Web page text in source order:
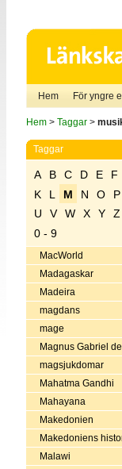
Hem För yngre
Hem> Taggar>
Taggar
A B C D E F
K
L M N O P
U
V W X Y Z
0 - 9
MacWorld
Madagaskar
Madeira
magdans
mage
Magnus Gabriel
magsjukdomar
Mahatma Gandhi
Mahayana
Makedonien
Makedoniens
Malawi